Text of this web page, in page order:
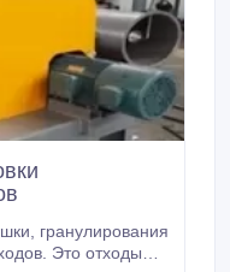
Это отходы